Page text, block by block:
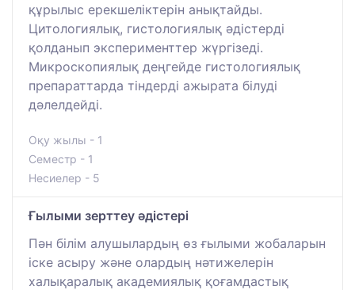
құрылыс ерекшеліктерін анықтайды.
Цитологиялық, гистологиялық әдістерді
қолданып эксперименттер жүргізеді.
Микроскопиялық деңгейде гистологиялық
препараттарда тіндерді ажырата білуді
дәлелдейді.
Оқу жылы - 1
Семестр - 1
Несиелер - 5
Ғылыми зерттеу әдістері
Пән білім алушылардың өз ғылыми жобаларын
іске асыру және олардың нәтижелерін
халықаралық академиялық қоғамдастық